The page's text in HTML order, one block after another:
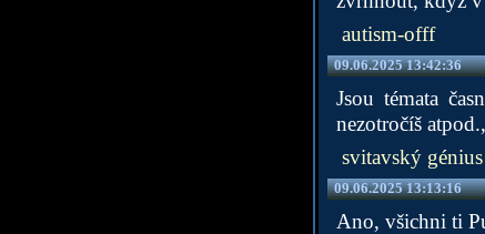
autism-offf
09.06.2025 13:42:36
Jsou témata
nezotročíš
svitavský génius
09.06.2025 13:13:16
Ano, všichni ti